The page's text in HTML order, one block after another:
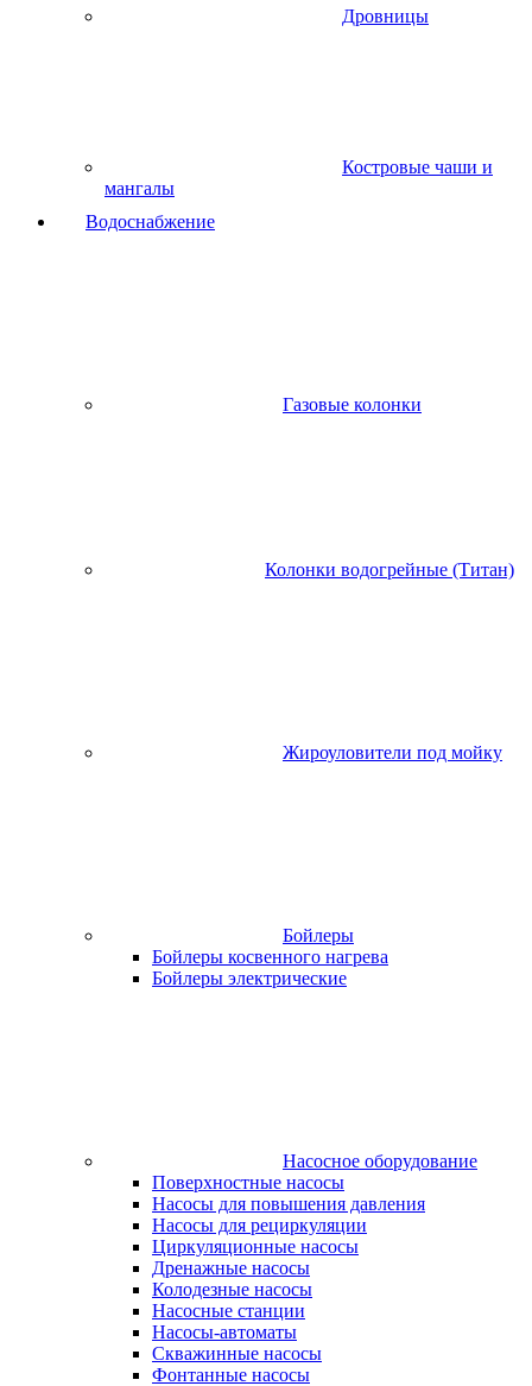
Дровницы
Костровые чаши и
мангалы
Водоснабжение
Газовые колонки
Колонки водогрейные (Титан)
Жироуловители под мойку
Бойлеры
Бойлеры косвенного нагрева
Бойлеры электрические
Насосное оборудование
Поверхностные насосы
Насосы для повышения давления
Насосы для рециркуляции
Циркуляционные насосы
Дренажные насосы
Колодезные насосы
Насосные станции
Насосы-автоматы
Скважинные насосы
Фонтанные насосы